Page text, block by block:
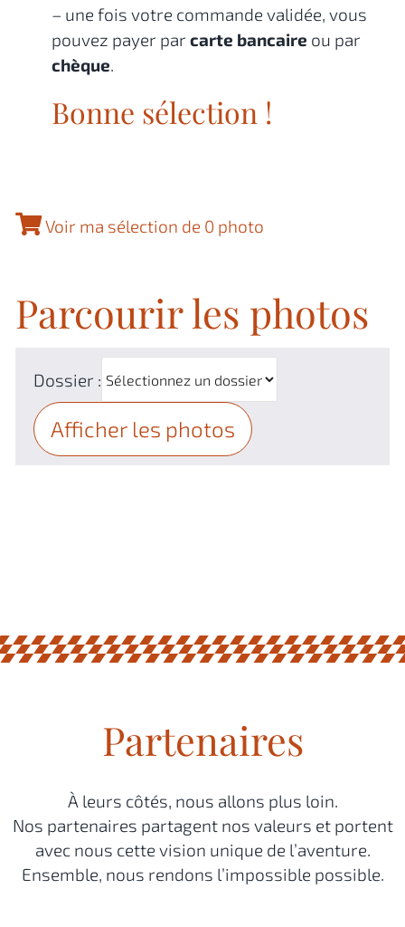
– une fois votre commande validée, vous
pouvez payer par carte bancaire ou par
chèque.
Bonne sélection !
Voir ma sélection de 0 photo
Parcourir les photos
Dossier :
Afficher les photos
Partenaires
À leurs côtés, nous allons plus loin.
Nos partenaires partagent nos valeurs et portent
avec nous cette vision unique de l’aventure.
Ensemble, nous rendons l’impossible possible.